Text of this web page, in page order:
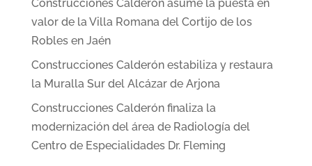
Construcciones Calderón asume la puesta en
valor de la Villa Romana del Cortijo de los
Robles en Jaén
Construcciones Calderón estabiliza y restaura
la Muralla Sur del Alcázar de Arjona
Construcciones Calderón finaliza la
modernización del área de Radiología del
Centro de Especialidades Dr. Fleming